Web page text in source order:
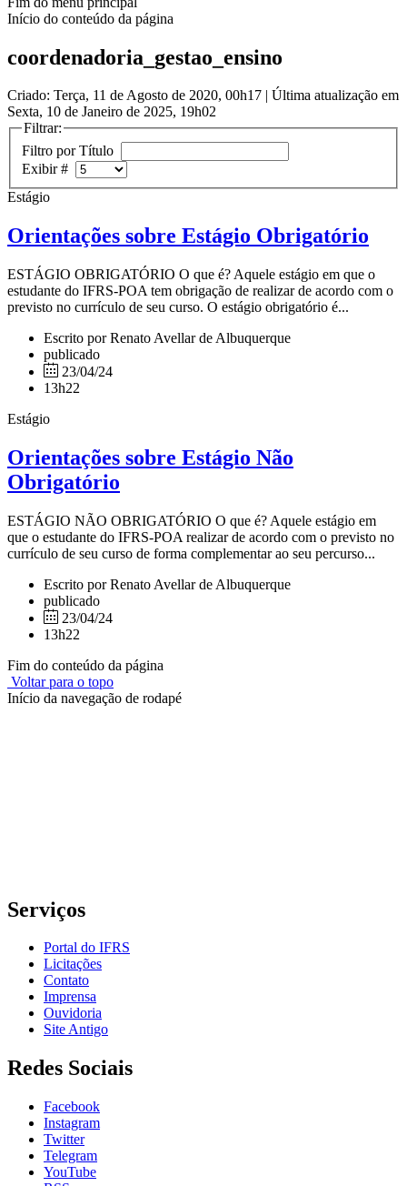
Início do conteúdo da página
coordenadoria_gestao_ensino
Criado: Terça, 11 de Agosto de 2020, 00h17 | Última atualização em
Sexta, 10 de Janeiro de 2025, 19h02
Filtrar:
Filtro por Título
Exibir #
Estágio
Orientações sobre Estágio Obrigatório
ESTÁGIO OBRIGATÓRIO O que é? Aquele estágio em que o
estudante do IFRS-POA tem obrigação de realizar de acordo com o
previsto no currículo de seu curso. O estágio obrigatório é...
Escrito por Renato Avellar de Albuquerque
publicado
23/04/24
13h22
Estágio
Orientações sobre Estágio Não
Obrigatório
ESTÁGIO NÃO OBRIGATÓRIO O que é? Aquele estágio em
que o estudante do IFRS-POA realizar de acordo com o previsto no
currículo de seu curso de forma complementar ao seu percurso...
Escrito por Renato Avellar de Albuquerque
publicado
23/04/24
13h22
Fim do conteúdo da página
Voltar para o topo
Início da navegação de rodapé
Serviços
Portal do IFRS
Licitações
Contato
Imprensa
Ouvidoria
Site Antigo
Redes Sociais
Facebook
Instagram
Twitter
Telegram
YouTube